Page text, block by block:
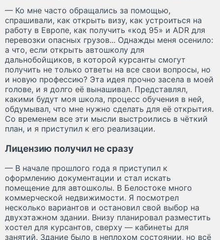
— Ко мне часто обращались за помощью,
спрашивали, как открыть визу, как устроиться на
работу в Европе, как получить «код 95» и ADR для
перевозки опасных грузов... Однажды меня осенило:
а что, если открыть автошколу для
дальнобойщиков, в которой курсанты смогут
получить не только ответы на все свои вопросы, но
и новую профессию? Эта идея прочно засела в моей
голове, и я долго её вынашивал. Представлял,
какими будут моя школа, процесс обучения в ней,
обдумывал, что мне нужно сделать для её открытия.
Со временем все эти мысли выстроились в чёткий
план, и я приступил к его реализации.
Лицензию получил не сразу
— В начале прошлого года я приступил к
оформлению документации и стал искать
помещение для автошколы. В Белостоке много
коммерческой недвижимости. Я посмотрел
несколько вариантов и остановил свой выбор на
двухэтажном здании. Внизу планировал разместить
хостел для курсантов, сверху — кабинеты для
занятий. Здание было в неплохом состоянии, но всё